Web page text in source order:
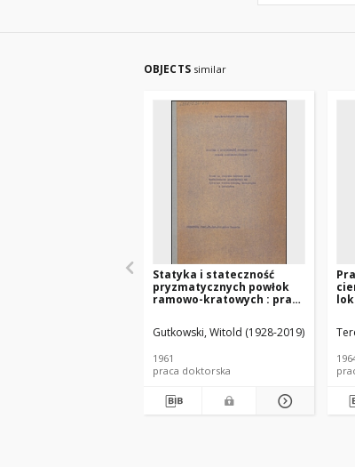
OBJECTS similar
Statyka i stateczność
pryzmatycznych powłok
ramowo-kratowych : praca
technicznych
Gutkowski, Witold (1928-2019)
1961
praca doktorska